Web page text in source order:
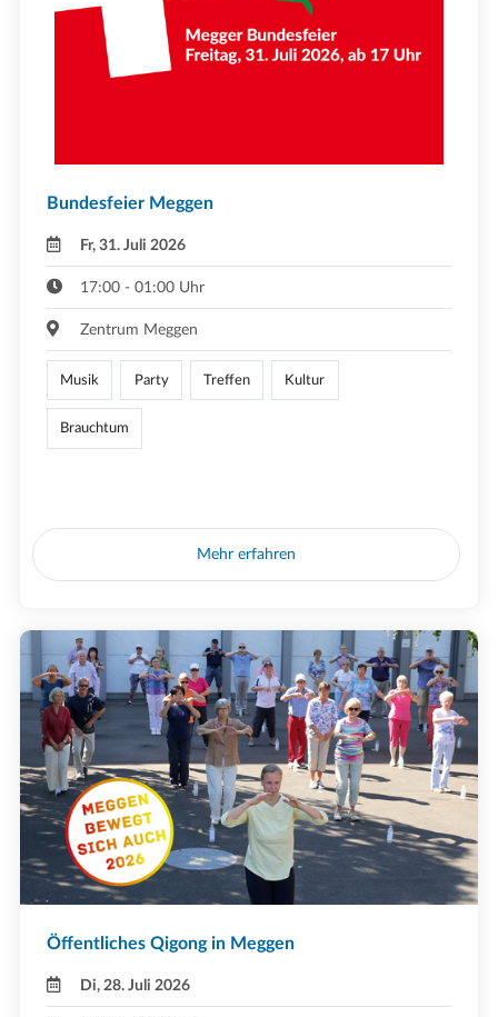
Bundesfeier Meggen
Fr, 31. Juli 2026
17:00 - 01:00 Uhr
Zentrum Meggen
Musik Party Treffen Kultur
Brauchtum
Mehr erfahren
Öffentliches Qigong in Meggen
Di, 28. Juli 2026